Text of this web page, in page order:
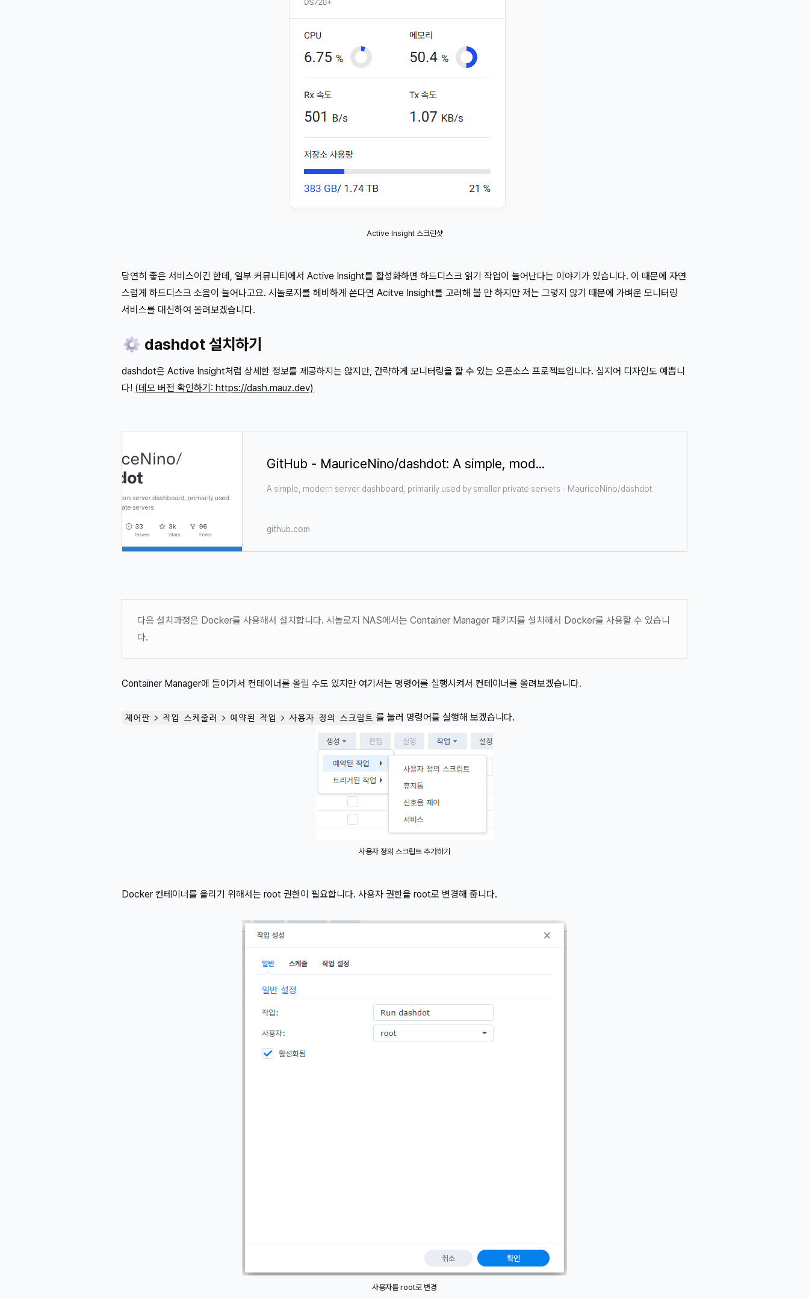
Active Insight 스크린샷
당연히 좋은 서비스이긴 한데, 일부 커뮤니티에서 Active Insight를 활성화하면 하드디스크 읽기 작업이 늘어난다는 이야기가 있습니다. 이 때문에 자연
스럽게 하드디스크 소음이 늘어나고요. 시놀로지를 헤비하게 쓴다면 Acitve Insight를 고려해 볼 만 하지만 저는 그렇지 않기 때문에 가벼운 모니터링
서비스를 대신하여 올려보겠습니다.
⚙️ dashdot 설치하기
dashdot은 Active Insight처럼 상세한 정보를 제공하지는 않지만, 간략하게 모니터링을 할 수 있는 오픈소스 프로젝트입니다. 심지어 디자인도 예쁩니
다! (데모 버전 확인하기: https://dash.mauz.dev)
GitHub - MauriceNino/dashdot: A simple, modern server dashboard, primarily used by smaller private servers
A simple, modern server dashboard, primarily used by smaller private servers - MauriceNino/dashdot
github.com
다음 설치과정은 Docker를 사용해서 설치합니다. 시놀로지 NAS에서는 Container Manager 패키지를 설치해서 Docker를 사용할 수 있습니
다.
Container Manager에 들어가서 컨테이너를 올릴 수도 있지만 여기서는 명령어를 실행시켜서 컨테이너를 올려보겠습니다.
제어판 > 작업 스케줄러 > 예약된 작업 > 사용자 정의 스크립트 를 눌러 명령어를 실행해 보겠습니다.
사용자 정의 스크립트 추가하기
Docker 컨테이너를 올리기 위해서는 root 권한이 필요합니다. 사용자 권한을 root로 변경해 줍니다.
사용자를 root로 변경